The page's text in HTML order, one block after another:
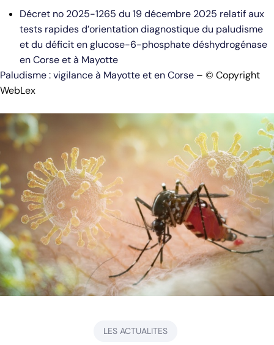
Décret no 2025-1265 du 19 décembre 2025 relatif aux
tests rapides d’orientation diagnostique du paludisme
et du déficit en glucose-6-phosphate déshydrogénase
en Corse et à Mayotte
Paludisme : vigilance à Mayotte et en Corse – © Copyright
WebLex
LES ACTUALITES